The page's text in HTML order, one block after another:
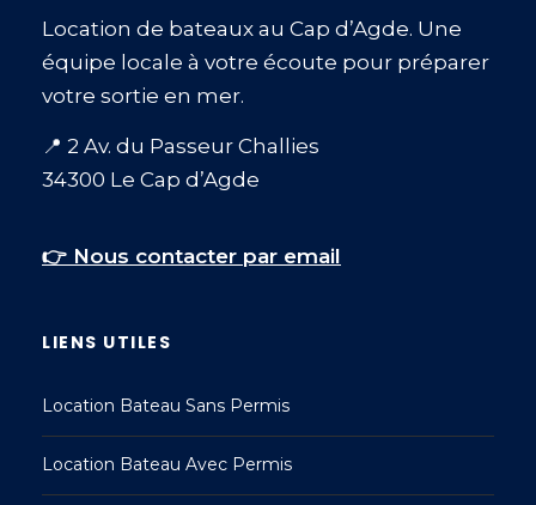
Location de bateaux au Cap d’Agde. Une
équipe locale à votre écoute pour préparer
votre sortie en mer.
📍 2 Av. du Passeur Challies
34300 Le Cap d’Agde
👉 Nous contacter par email
LIENS UTILES
Location Bateau Sans Permis
Location Bateau Avec Permis